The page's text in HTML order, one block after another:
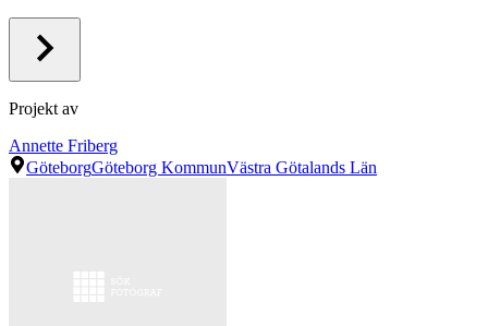
Projekt av
Annette Friberg
GöteborgGöteborg KommunVästra Götalands Län